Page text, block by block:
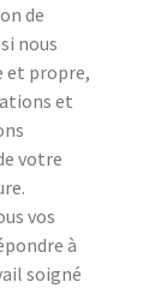
de
nous
et propre,
et
votre
vos
à
soigné